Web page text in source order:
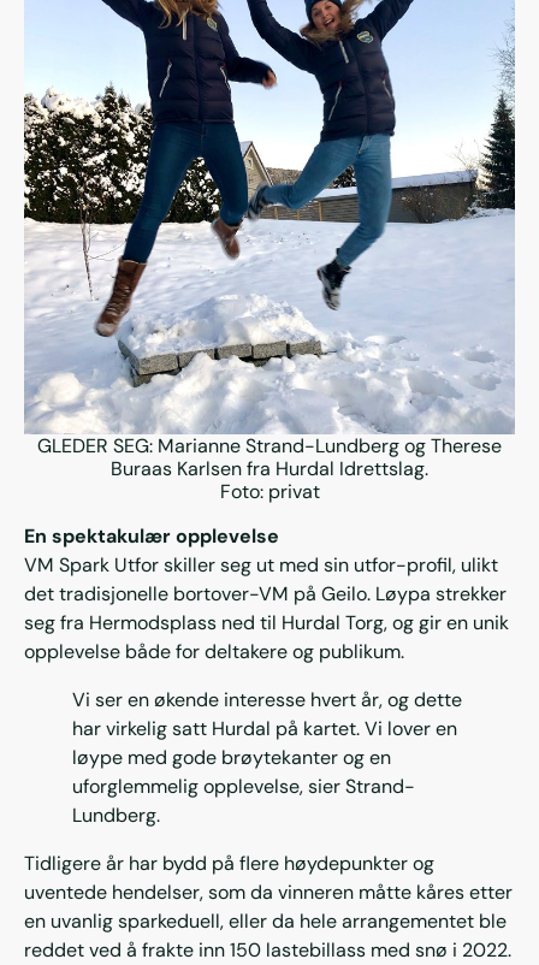
GLEDER SEG: Marianne Strand-Lundberg og Therese
Buraas Karlsen fra Hurdal Idrettslag.
Foto: privat
En spektakulær opplevelse
VM Spark Utfor skiller seg ut med sin utfor-profil, ulikt
det tradisjonelle bortover-VM på Geilo. Løypa strekker
seg fra Hermodsplass ned til Hurdal Torg, og gir en unik
opplevelse både for deltakere og publikum.
Vi ser en økende interesse hvert år, og dette
har virkelig satt Hurdal på kartet. Vi lover en
løype med gode brøytekanter og en
uforglemmelig opplevelse, sier Strand-
Lundberg.
Tidligere år har bydd på flere høydepunkter og
uventede hendelser, som da vinneren måtte kåres etter
en uvanlig sparkeduell, eller da hele arrangementet ble
reddet ved å frakte inn 150 lastebillass med snø i 2022.